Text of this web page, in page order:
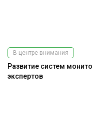
В центре внимания
Развитие систем
экспертов